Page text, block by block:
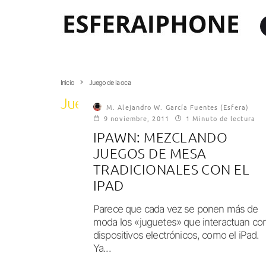
Inicio Juego de la oca
Juego de la ocaM. Alejandro W. García Fuentes (Esfera)
9 noviembre, 2011
1 Minuto de lectura
IPAWN: MEZCLANDO
JUEGOS DE MESA
TRADICIONALES CON EL
IPAD
Parece que cada vez se ponen más de
moda los «juguetes» que interactuan
dispositivos electrónicos, como el iPad.
Ya...